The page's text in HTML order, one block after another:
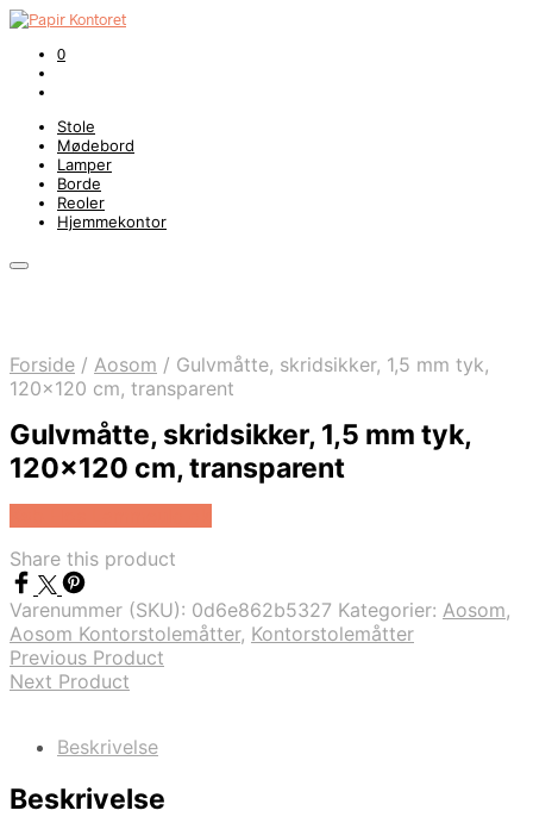
0
Stole
Mødebord
Lamper
Borde
Reoler
Hjemmekontor
Forside / Aosom / Gulvmåtte, skridsikker, 1,5 mm tyk,
120×120 cm, transparent
Gulvmåtte, skridsikker, 1,5 mm tyk,
120×120 cm, transparent
Share this product
Varenummer (SKU): 0d6e862b5327 Kategorier: Aosom,
Aosom Kontorstolemåtter, Kontorstolemåtter
Previous Product
Next Product
Beskrivelse
Beskrivelse